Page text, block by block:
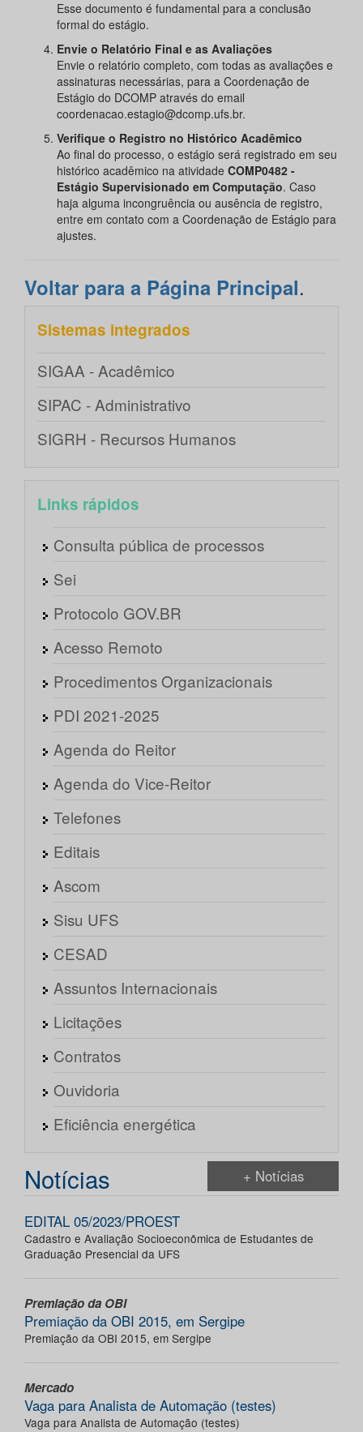
Esse documento é fundamental para a conclusão
formal do estágio.
Envie o Relatório Final e as Avaliações
Envie o relatório completo, com todas as avaliações e
assinaturas necessárias, para a Coordenação de
Estágio do DCOMP através do email
coordenacao.estagio@dcomp.ufs.br.
Verifique o Registro no Histórico Acadêmico
Ao final do processo, o estágio será registrado em seu
histórico acadêmico na atividade COMP0482 -
Estágio Supervisionado em Computação. Caso
haja alguma incongruência ou ausência de registro,
entre em contato com a Coordenação de Estágio para
ajustes.
Voltar para a Página Principal.
Sistemas integrados
SIGAA - Acadêmico
SIPAC - Administrativo
SIGRH - Recursos Humanos
Links rápidos
Consulta pública de processos
Sei
Protocolo GOV.BR
Acesso Remoto
Procedimentos Organizacionais
PDI 2021-2025
Agenda do Reitor
Agenda do Vice-Reitor
Telefones
Editais
Ascom
Sisu UFS
CESAD
Assuntos Internacionais
Licitações
Contratos
Ouvidoria
Eficiência energética
Notícias + Notícias
EDITAL 05/2023/PROEST
Cadastro e Avaliação Socioeconômica de Estudantes de
Graduação Presencial da UFS
Premiação da OBI
Premiação da OBI 2015, em Sergipe
Premiação da OBI 2015, em Sergipe
Mercado
Vaga para Analista de Automação (testes)
Vaga para Analista de Automação (testes)